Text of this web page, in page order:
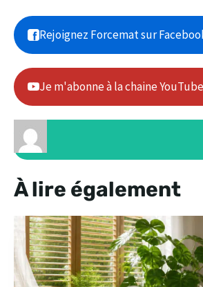
Rejoignez Forcemat sur
Je m'abonne à la chaine
À lire également